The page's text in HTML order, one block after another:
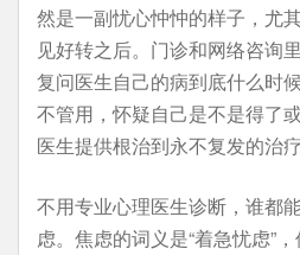
然是一副忧心忡忡的样子，尤
见好转之后。门诊和网络咨询
复问医生自己的病到底什么时
不管用，怀疑自己是不是得了
医生提供根治到永不复发的治疗
不用专业心理医生诊断，谁都
虑。焦虑的词义是“着急忧虑”